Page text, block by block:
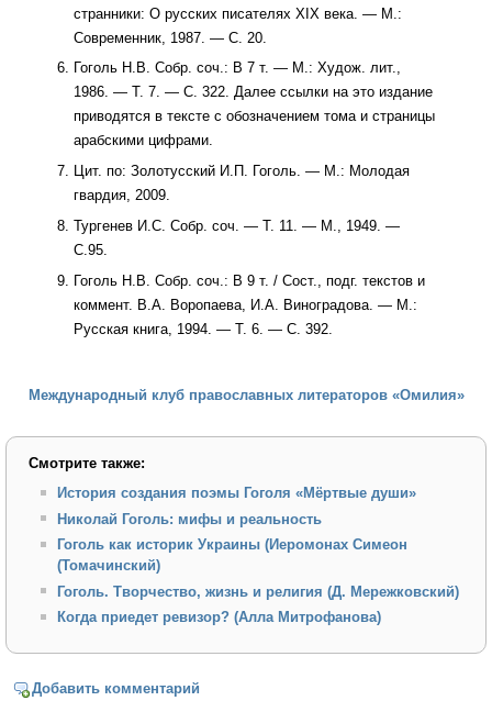
странники: О русских писателях XIX века. — М.:
Современник, 1987. — С. 20.
Гоголь Н.В. Собр. соч.: В 7 т. — М.: Худож. лит.,
1986. — Т. 7. — С. 322. Далее ссылки на это издание
приводятся в тексте с обозначением тома и страницы
арабскими цифрами.
Цит. по: Золотусский И.П. Гоголь. — М.: Молодая
гвардия, 2009.
Тургенев И.С. Собр. соч. — Т. 11. — М., 1949. —
С.95.
Гоголь Н.В. Собр. соч.: В 9 т. / Сост., подг. текстов и
коммент. В.А. Воропаева, И.А. Виноградова. — М.:
Русская книга, 1994. — Т. 6. — С. 392.
Международный клуб православных литераторов «Омилия»
Смотрите также:
История создания поэмы Гоголя «Мёртвые души»
Николай Гоголь: мифы и реальность
Гоголь как историк Украины (Иеромонах Симеон
(Томачинский)
Гоголь. Творчество, жизнь и религия (Д. Мережковский)
Когда приедет ревизор? (Алла Митрофанова)
Добавить комментарий